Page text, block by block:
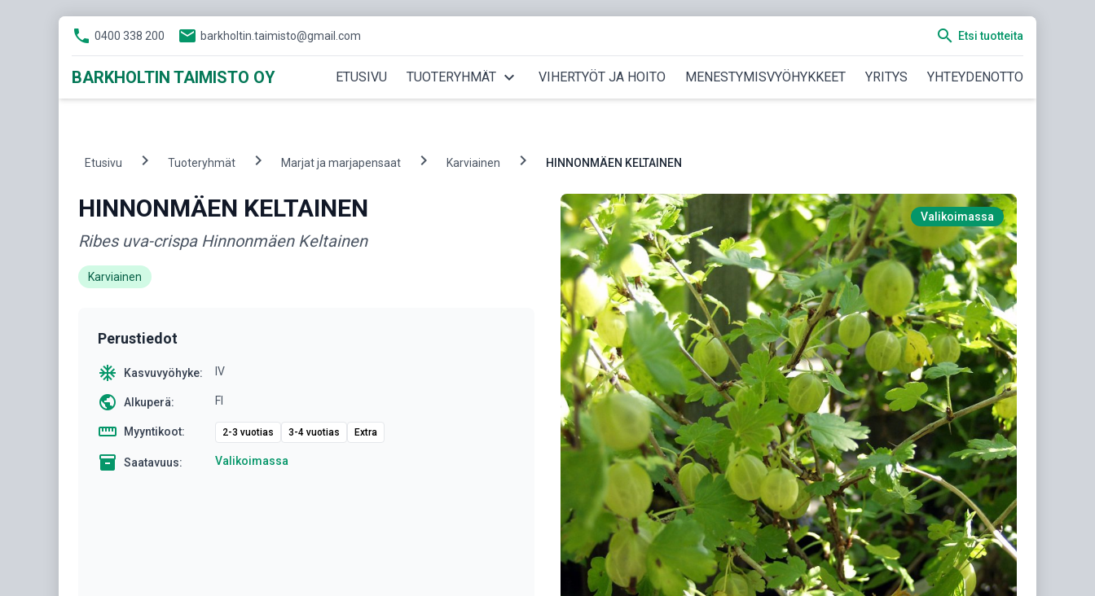
phone 0400 338 200 email barkholtin.taimisto@gmail.com search Etsi tuotteita
BARKHOLTIN TAIMISTO OY ETUSIVU TUOTERYHMÄT expand_more VIHERTYÖT JA HOITO MENESTYMISVYÖHYKKEET YRITYS YHTEYDENOTTO
Etusivu chevron_right Tuoteryhmät chevron_right Marjat ja marjapensaat chevron_right Karviainen chevron_right HINNONMÄEN KELTAINEN
HINNONMÄEN KELTAINEN
Ribes uva-crispa Hinnonmäen Keltainen
Karviainen
Perustiedot
ac_unit Kasvuvyöhyke: IV
public Alkuperä: FI
straighten Myyntikoot: 2-3 vuotias 3-4 vuotias Extra
inventory Saatavuus: Valikoimassa
Valikoimassa